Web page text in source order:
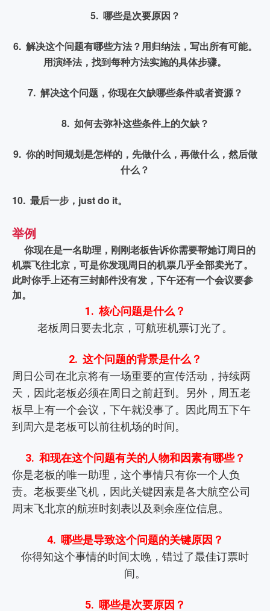
5.  哪些是次要原因？
6.  解决这个问题有哪些方法？用归纳法，写出所有可能。
用演绎法，找到每种方法实施的具体步骤。
7.  解决这个问题，你现在欠缺哪些条件或者资源？
8.  如何去弥补这些条件上的欠缺？
9.  你的时间规划是怎样的，先做什么，再做什么，然后做
什么？
10.  最后一步，just do it。
举例
你现在是一名助理，刚刚老板告诉你需要帮她订周日的
机票飞往北京，可是你发现周日的机票几乎全部卖光了。
此时你手上还有三封邮件没有发，下午还有一个会议要参
加。
1. 核心问题是什么？
老板周日要去北京，可航班机票订光了。
2. 这个问题的背景是什么？
周日公司在北京将有一场重要的宣传活动，持续两
天，因此老板必须在周日之前赶到。另外，周五老
板早上有一个会议，下午就没事了。因此周五下午
到周六是老板可以前往机场的时间。
3. 和现在这个问题有关的人物和因素有哪些？
你是老板的唯一助理，这个事情只有你一个人负
责。老板要坐飞机，因此关键因素是各大航空公司
周末飞北京的航班时刻表以及剩余座位信息。
4. 哪些是导致这个问题的关键原因？
你得知这个事情的时间太晚，错过了最佳订票时
间。
5. 哪些是次要原因？